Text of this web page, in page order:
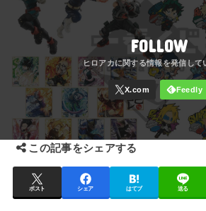
FOLLOW
この記事をシェアする
ポスト シェア はてブ 送る